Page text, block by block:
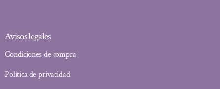
Avisos legales
Condiciones de compra
Política de privacidad